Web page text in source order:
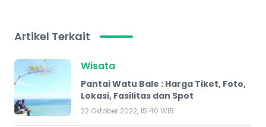
Artikel Terkait
Wisata
Pantai Watu Bale : Harga Tiket, Foto,
Lokasi, Fasilitas dan Spot
22 Oktober 2022, 15:40 WIB